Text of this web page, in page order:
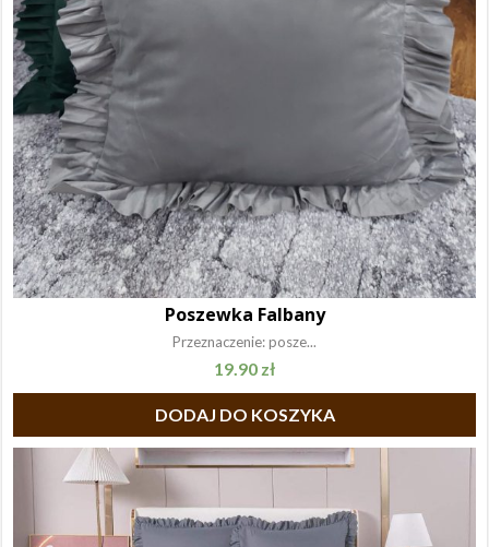
Poszewka Falbany
Przeznaczenie: posze...
19.90 zł
DODAJ DO KOSZYKA